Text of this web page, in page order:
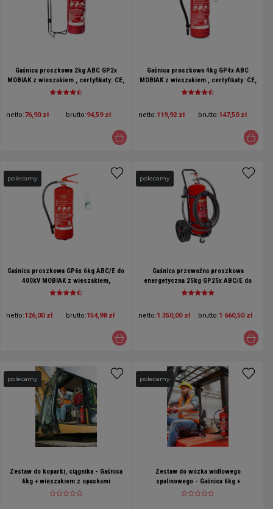
Gaśnica proszkowa 2kg ABC GP2x
MOBIAK z wieszakiem , certyfikaty: CE,
BSI, CNBOP, EN3, MED, MPA
netto:76,90 zł brutto:94,59 zł
Gaśnica proszkowa 4kg GP4x ABC
MOBIAK z wieszakiem , certyfikaty: CE,
BSI, CNBOP, EN3, MED, MPA
netto:119,92 zł brutto:147,50 zł
Gaśnica proszkowa GP6x 6kg ABC/E do
400kV MOBIAK z wieszakiem,
certyfikaty CE, BSI, CNBOP, EN3, MED,
netto:126,00 zł brutto:154,98 zł
polecamy
Gaśnica przewoźna proszkowa
energetyczna 25kg GP25x ABC/E do
400kV MOBIAK na 3 kółkach
netto:1 350,00 zł brutto:1 660,50 zł
polecamy
Zestaw do koparki, ciągnika - Gaśnica
6kg + wieszakiem z opaskami
polecamy
Zestaw do wózka widłowego
spalinowego - Gaśnica 6kg +
wieszakiem z opaskami
polecamy